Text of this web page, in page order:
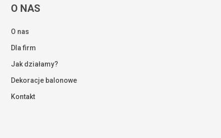
O NAS
O nas
Dla firm
Jak działamy?
Dekoracje balonowe
Kontakt